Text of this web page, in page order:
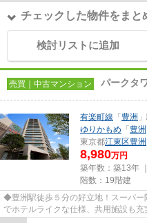
チェックした物件をまと
検討リストに追加
売買｜中古マンション パークタ
有楽町線 「 豊洲
ゆりかもめ 「 豊洲
東京都江東区豊洲
8,980万円
築年数：築13年
階数：19階建
◆豊洲駅徒歩５分の好立地！スーパ
でホテルライクな仕様、共用施設も